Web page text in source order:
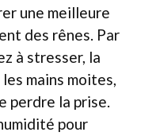
une meilleure
des rênes. Par
à stresser, la
mains moites,
perdre la prise.
pour